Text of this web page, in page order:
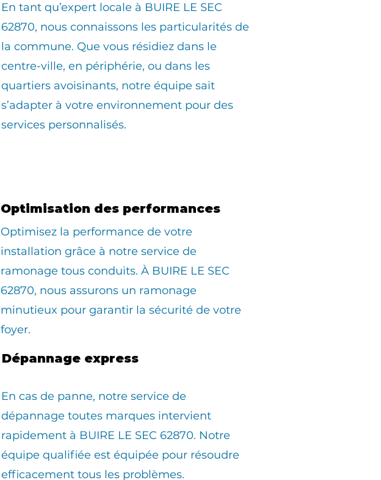
En tant qu’expert locale à BUIRE LE SEC
62870, nous connaissons les particularités de
la commune. Que vous résidiez dans le
centre-ville, en périphérie, ou dans les
quartiers avoisinants, notre équipe sait
s’adapter à votre environnement pour des
services personnalisés.
Optimisation des performances
Optimisez la performance de votre
installation grâce à notre service de
ramonage tous conduits. À BUIRE LE SEC
62870, nous assurons un ramonage
minutieux pour garantir la sécurité de votre
foyer.
Dépannage express
En cas de panne, notre service de
dépannage toutes marques intervient
rapidement à BUIRE LE SEC 62870. Notre
équipe qualifiée est équipée pour résoudre
efficacement tous les problèmes.